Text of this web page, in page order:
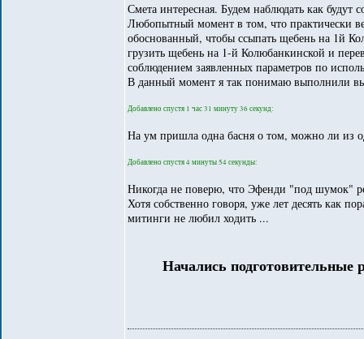
Смета интересная. Будем наблюдать как будут
Любопытный момент в том, что практически
обоснованный, чтобы ссыпать щебень на 1й
грузить щебень на 1-й Колюбанкинской и
соблюдением заявленных параметров по
В данный момент я так понимаю выполнили
Добавлено спустя 1 час 31 минуту 36 секунд:
На ум пришла одна басня о том, можно ли из
Добавлено спустя 4 минуты 54 секунды:
Никогда не поверю, что Эфенди "под шумок"
Хотя собственно говоря, уже лет десять как
митинги не любил ходить ...
Начались